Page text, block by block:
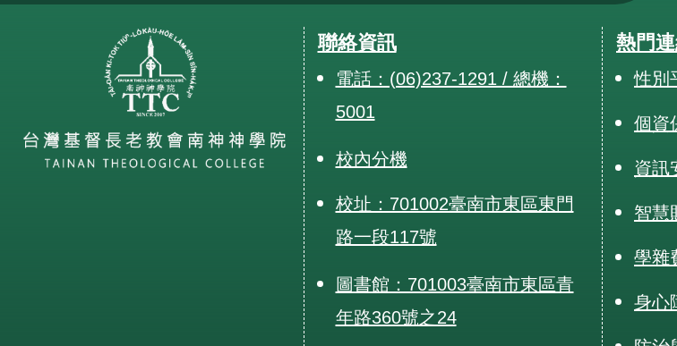
聯絡資訊
電話：(06)237-1291 / 總機：
5001
校內分機
校址：701002臺南市東區東門
路一段117號
圖書館：701003臺南市東區青
年路360號之24
熱門
性別
個資
資訊
智慧
學雜
身心